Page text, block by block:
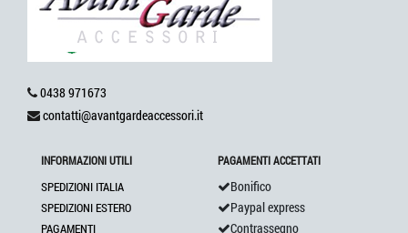
0438 971673
contatti@avantgardeaccessori.it
INFORMAZIONI UTILI
SPEDIZIONI ITALIA
SPEDIZIONI ESTERO
PAGAMENTI
PAGAMENTI ACCETTATI
Bonifico
Paypal express
Contrassegno